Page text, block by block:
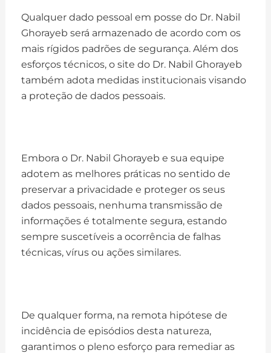
Qualquer dado pessoal em posse do Dr. Nabil
Ghorayeb será armazenado de acordo com os
mais rígidos padrões de segurança. Além dos
esforços técnicos, o site do Dr. Nabil Ghorayeb
também adota medidas institucionais visando
a proteção de dados pessoais.
Embora o Dr. Nabil Ghorayeb e sua equipe
adotem as melhores práticas no sentido de
preservar a privacidade e proteger os seus
dados pessoais, nenhuma transmissão de
informações é totalmente segura, estando
sempre suscetíveis a ocorrência de falhas
técnicas, vírus ou ações similares.
De qualquer forma, na remota hipótese de
incidência de episódios desta natureza,
garantimos o pleno esforço para remediar as